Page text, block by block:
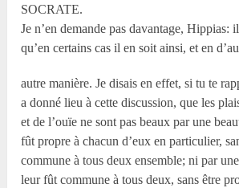
SOCRATE.
Je n’en demande pas davantage, Hippias:
qu’en certains cas il en soit ainsi, et en
autre manière. Je disais en effet, si tu te
a donné lieu à cette discussion, que les
et de l’ouïe ne sont pas beaux par une
fût propre à chacun d’eux en particulier,
commune à tous deux ensemble; ni par
leur fût commune à tous deux, sans être